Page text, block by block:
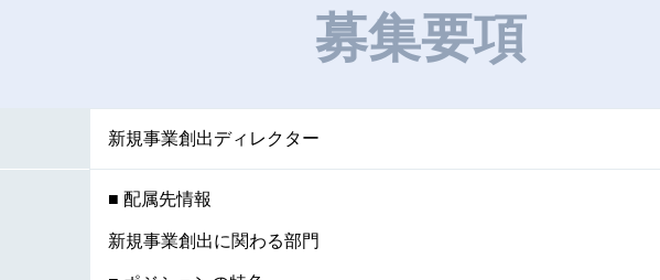
募集要項
新規事業創出ディレクター
■ 配属先情報
新規事業創出に関わる部門